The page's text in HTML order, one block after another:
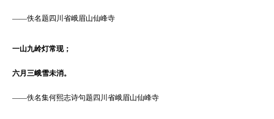
——佚名题四川省峨眉山仙峰寺
一山九岭灯常现；
六月三峨雪未消。
——佚名集何熙志诗句题四川省峨眉山仙峰寺